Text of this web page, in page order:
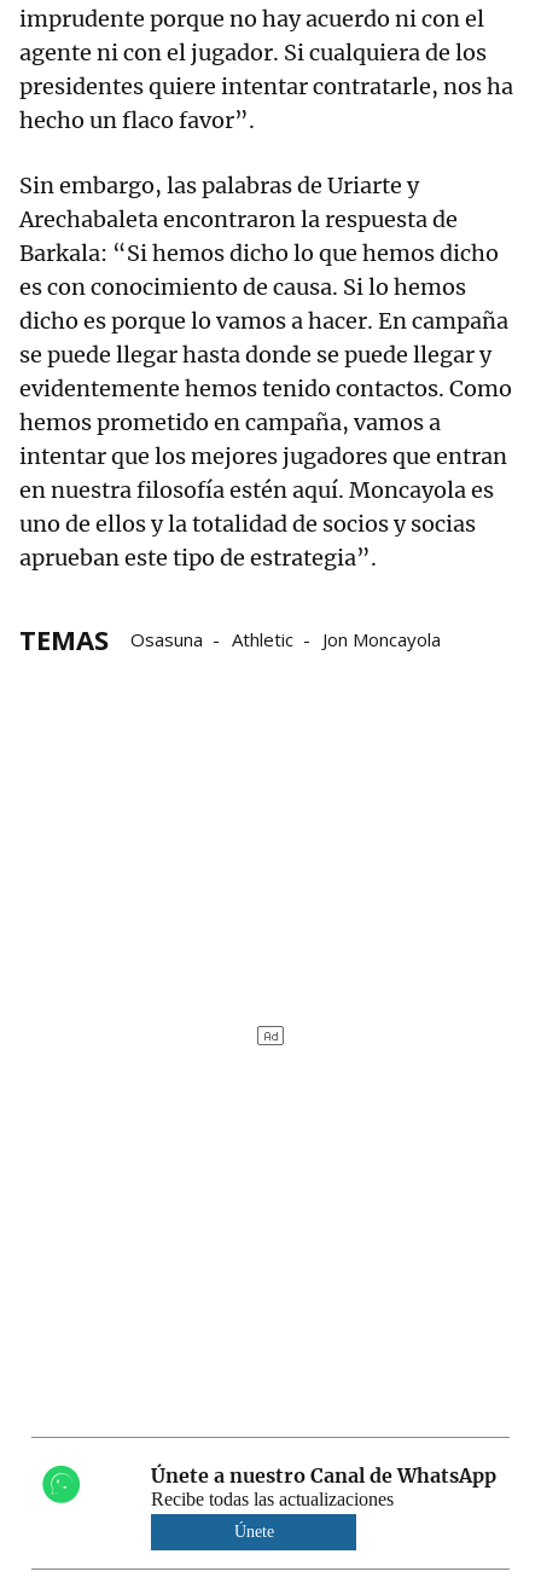
imprudente porque no hay acuerdo ni con el
agente ni con el jugador. Si cualquiera de los
presidentes quiere intentar contratarle, nos ha
hecho un flaco favor”.
Sin embargo, las palabras de Uriarte y
Arechabaleta encontraron la respuesta de
Barkala: “Si hemos dicho lo que hemos dicho
es con conocimiento de causa. Si lo hemos
dicho es porque lo vamos a hacer. En campaña
se puede llegar hasta donde se puede llegar y
evidentemente hemos tenido contactos. Como
hemos prometido en campaña, vamos a
intentar que los mejores jugadores que entran
en nuestra filosofía estén aquí. Moncayola es
uno de ellos y la totalidad de socios y socias
aprueban este tipo de estrategia”.
TEMAS Osasuna Athletic Jon Moncayola
Únete a nuestro Canal de WhatsApp
Recibe todas las actualizaciones
Únete